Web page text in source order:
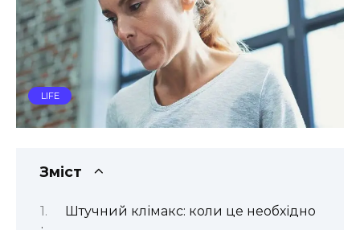
LIFE
Зміст
Штучний клімакс: коли це необхідно